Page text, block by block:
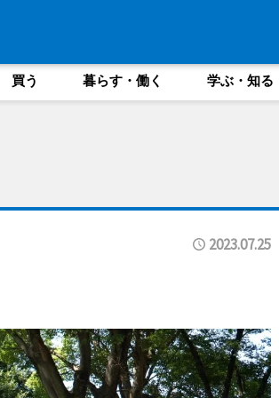
買う 暮らす・働く 学ぶ・知る
2023.07.25